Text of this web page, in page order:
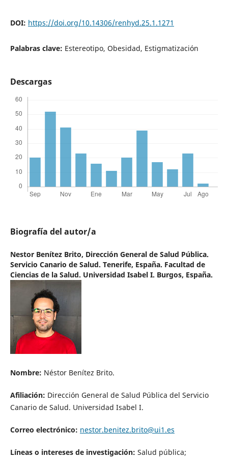
DOI: https://doi.org/10.14306/renhyd.25.1.1271
Palabras clave: Estereotipo, Obesidad, Estigmatización
Descargas
Biografía del autor/a
Nestor Benítez Brito, Dirección General de Salud Pública.
Servicio Canario de Salud. Tenerife, España. Facultad de
Ciencias de la Salud. Universidad Isabel I. Burgos, España.
Nombre: Néstor Benítez Brito.
Afiliación: Dirección General de Salud Pública del Servicio
Canario de Salud. Universidad Isabel I.
Correo electrónico: nestor.benitez.brito@ui1.es
Líneas o intereses de investigación: Salud pública;